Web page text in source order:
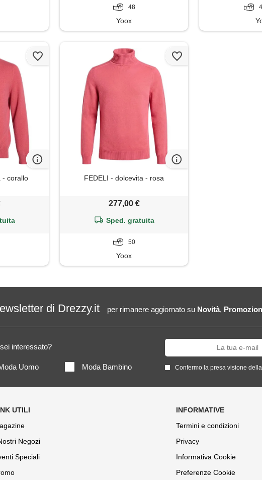
48
Yoox
- corallo FEDELI - dolcevita - rosa
277,00 €
Sped. gratuita
50
Yoox
di Drezzy.it per rimanere aggiornato su Novità,
interessato?
Uomo Moda Bambino Confermo la presa visione della
Negozi
Speciali
Termini e condizioni
Privacy
Informativa Cookie
Preferenze Cookie